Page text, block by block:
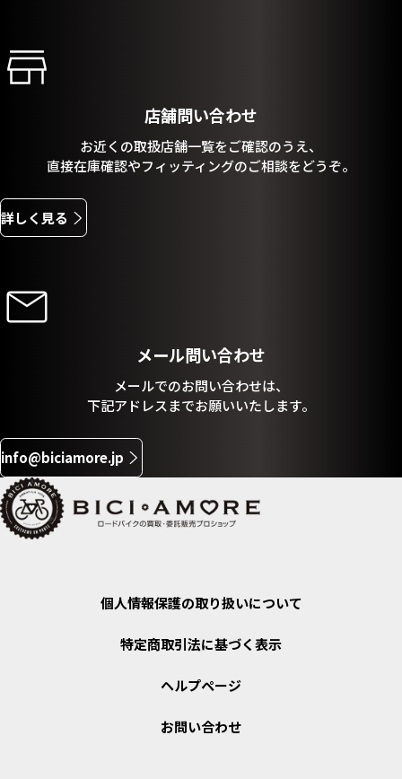
店舗問い合わせ
お近くの取扱店舗一覧をご確認のうえ、
直接在庫確認やフィッティングのご相談をどうぞ。
詳しく見る
メール問い合わせ
メールでのお問い合わせは、
下記アドレスまでお願いいたします。
info@biciamore.jp
個人情報保護の取り扱いについて
特定商取引法に基づく表示
ヘルプページ
お問い合わせ